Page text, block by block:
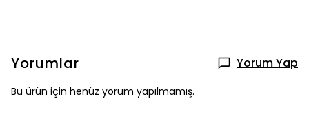
Yorumlar Yorum Yap
Bu ürün için henüz yorum yapılmamış.